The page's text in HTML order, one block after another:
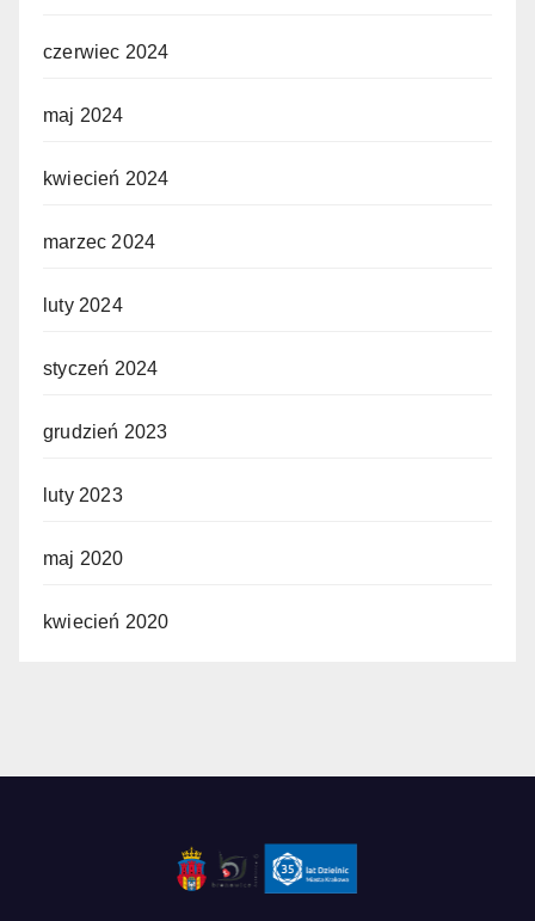
czerwiec 2024
maj 2024
kwiecień 2024
marzec 2024
luty 2024
styczeń 2024
grudzień 2023
luty 2023
maj 2020
kwiecień 2020